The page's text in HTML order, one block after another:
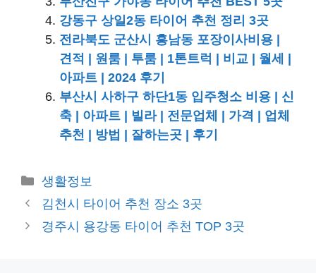
강동구 상일2동 타이어 추천 정리 3곳
전라북도 군산시 흥남동 포장이사비용 |
견적 | 원룸 | 투룸 | 1톤트럭 | 비교 | 월세 |
아파트 | 2024 후기
부산시 사하구 하단1동 입주청소 비용 | 신
축 | 아파트 | 빌라 | 전문업체 | 가격 | 업체
추천 | 방법 | 잘하는곳 | 후기
카
테
리
생활정보
김천시 타이어 추천 장소 3곳
경주시 용강동 타이어 추천 TOP 3곳